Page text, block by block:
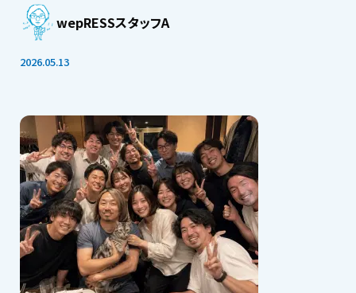
wepRESSスタッフA
2026.05.13